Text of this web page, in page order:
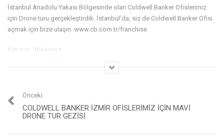
İstanbul Anadolu Yakası Bölgesinde olan Coldwell Banker Ofislerimiz
için Drone turu gerçekleştirdik. İstanbul’da, siz de Coldwell Banker Ofisi
açmak için bize ulaşın: www.cb.com.tr/franchise
Kategori: Ofislerimiz
Önceki
COLDWELL BANKER İZMIR OFISLERIMIZ IÇIN MAVİ
DRONE TUR GEZISI